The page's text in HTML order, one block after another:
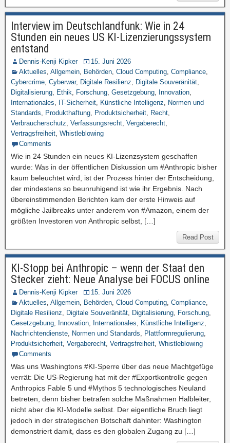
Interview im Deutschlandfunk: Wie in 24
Stunden ein neues US KI-Lizenzierungssystem
entstand
Dennis-Kenji Kipker
15. Juni 2026
Aktuelles, Allgemein, Behörden, Cloud Computing, Compliance,
Cybercrime, Cyberwar, Digitale Resilienz, Digitale Souveränität,
Digitalisierung, Ethik, Forschung, Gesetzgebung, Innovation,
Internationales, IT-Sicherheit, Künstliche Intelligenz, Normen und
Standards, Produkthaftung, Produktsicherheit, Recht,
Verbraucherschutz, Verfassungsrecht, Vergaberecht,
Vertragsfreiheit, Whistleblowing
Comments
Wie in 24 Stunden ein neues KI-Lizenzsystem geschaffen
wurde: Was in der öffentlichen Diskussion um #Anthropic bisher
kaum beleuchtet wird, ist der Prozess hinter der Entscheidung,
der mindestens so beunruhigend ist wie ihr Ergebnis. Nach
übereinstimmenden Berichten kam der erste Hinweis auf
mögliche Jailbreaks unter anderem von #Amazon, einem der
größten Investoren von Anthropic selbst, […]
Read Post
KI-Stopp bei Anthropic – wenn der Staat den
Stecker zieht: Neue Analyse bei FOCUS online
Dennis-Kenji Kipker
15. Juni 2026
Aktuelles, Allgemein, Behörden, Cloud Computing, Compliance,
Digitale Resilienz, Digitale Souveränität, Digitalisierung, Forschung,
Gesetzgebung, Innovation, Internationales, Künstliche Intelligenz,
Nachrichtendienste, Normen und Standards, Plattformregulierung,
Produktsicherheit, Vergaberecht, Vertragsfreiheit, Whistleblowing
Comments
Was uns Washingtons #KI-Sperre über das neue Machtgefüge
verrät: Die US-Regierung hat mit der #Exportkontrolle gegen
Anthropics Fable 5 und #Mythos 5 technologisches Neuland
betreten, denn bisher betrafen solche Maßnahmen Halbleiter,
nicht aber die KI-Modelle selbst. Der eigentliche Bruch liegt
jedoch in der strategischen Botschaft dahinter: Washington
demonstriert damit, dass es den globalen Zugang zu […]